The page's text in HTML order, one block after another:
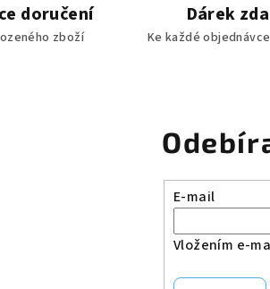
doručení
zboží
Dárek
Ke každé
E-mail
Vložením e-